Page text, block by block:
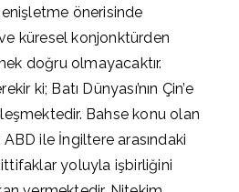
önerisinde
küresel konjonktürden
doğru olmayacaktır.
ki; Batı Dünyası’nın Çin’e
Bahse konu olan
ile İngiltere arasındaki
yoluyla işbirliğini